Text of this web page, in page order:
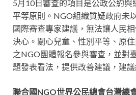
5月10日審查的項目是公政公約與
平等原則。NGO組織質疑政府未
國際審查專家建議，無法讓人民
決心。關心兒童、性別平等、原
之NGO團體報名參與審查，並對
題發表看法，提供改善建議，建
聯合國NGO世界公民總會台灣總